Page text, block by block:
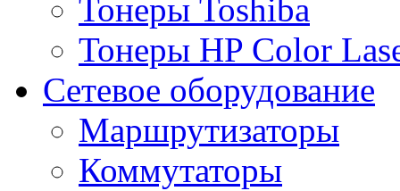
Тонеры Toshiba
Тонеры HP Color
Сетевое оборудование
Маршрутизаторы
Коммутаторы